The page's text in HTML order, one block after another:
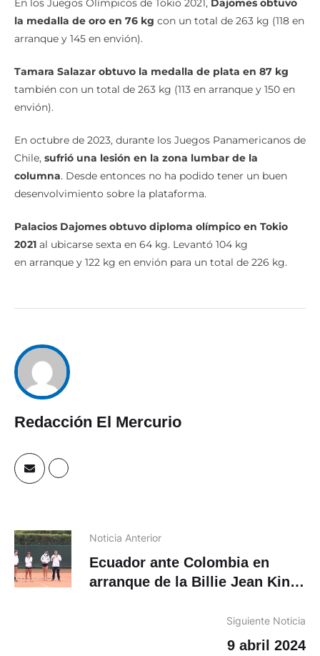
En los Juegos Olímpicos de Tokio 2021, Dajomes obtuvo
la medalla de oro en 76 kg con un total de 263 kg (118 en
arranque y 145 en envión).
Tamara Salazar obtuvo la medalla de plata en 87 kg
también con un total de 263 kg (113 en arranque y 150 en
envión).
En octubre de 2023, durante los Juegos Panamericanos de
Chile, sufrió una lesión en la zona lumbar de la
columna. Desde entonces no ha podido tener un buen
desenvolvimiento sobre la plataforma.
Palacios Dajomes obtuvo diploma olímpico en Tokio
2021 al ubicarse sexta en 64 kg. Levantó 104 kg
en arranque y 122 kg en envión para un total de 226 kg.
Redacción El Mercurio
Noticia Anterior
Ecuador ante Colombia en
arranque de la Billie Jean King
Siguiente Noticia
9 abril 2024